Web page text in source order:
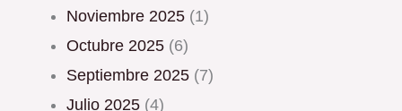
noviembre 2025 (1)
octubre 2025 (6)
septiembre 2025 (7)
julio 2025 (4)